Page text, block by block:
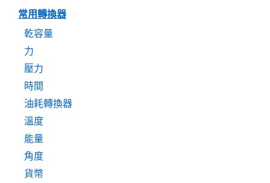
常用轉換器
乾容量
力
壓力
時間
油耗轉換器
溫度
能量
角度
貨幣